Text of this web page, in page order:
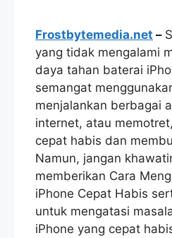
Frostbytemedia.net –
yang tidak mengalami
daya tahan baterai
semangat
menjalankan berbagai
internet, atau
cepat habis dan
Namun, jangan
memberikan Cara
iPhone Cepat Habis
untuk mengatasi
iPhone yang cepat